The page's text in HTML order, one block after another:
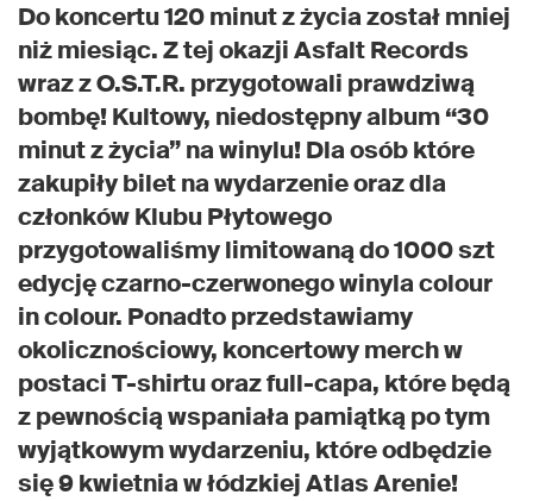
Do koncertu 120 minut z życia został mniej
niż miesiąc. Z tej okazji Asfalt Records
wraz z O.S.T.R. przygotowali prawdziwą
bombę! Kultowy, niedostępny album “30
minut z życia” na winylu! Dla osób które
zakupiły bilet na wydarzenie oraz dla
członków Klubu Płytowego
przygotowaliśmy limitowaną do 1000 szt
edycję czarno-czerwonego winyla colour
in colour. Ponadto przedstawiamy
okolicznościowy, koncertowy merch w
postaci T-shirtu oraz full-capa, które będą
z pewnością wspaniała pamiątką po tym
wyjątkowym wydarzeniu, które odbędzie
się 9 kwietnia w łódzkiej Atlas Arenie!